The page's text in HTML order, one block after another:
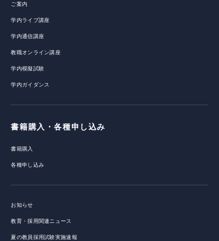
ご案内
学内ライブ講座
学内通信講座
教職オンライン講座
学内模擬試験
学内ガイダンス
書籍購入・各種申し込み
書籍購入
各種申し込み
お知らせ
教育・採用関連ニュース
夏の教員採用試験実施速報